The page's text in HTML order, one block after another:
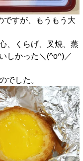
ですが、もうもう大
、くらげ、叉焼、蒸
しかった＼(^o^)／
でした。